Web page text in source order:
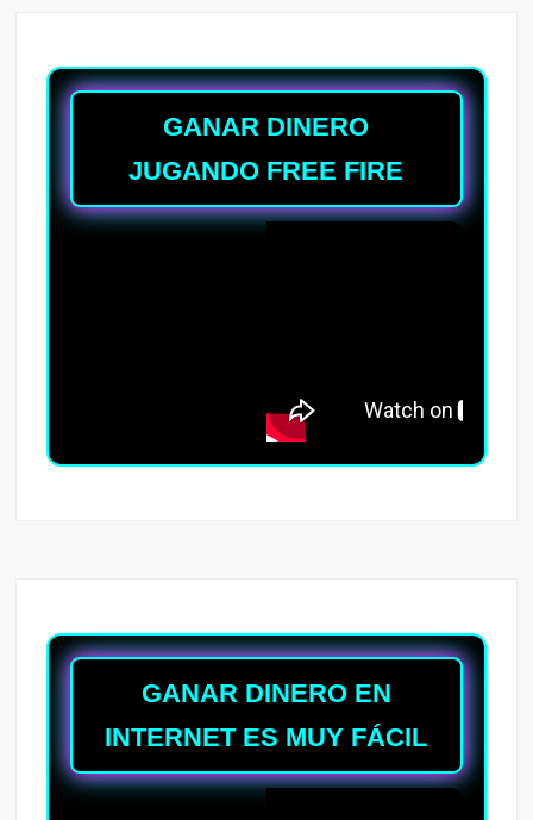
GANAR DINERO
JUGANDO FREE FIRE
GANAR DINERO EN
INTERNET ES MUY FÁCIL